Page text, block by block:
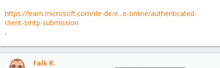
https://learn.microsoft.com/de-de/e...e-online/authenticated-
client-smtp-submission
.
Falk R.